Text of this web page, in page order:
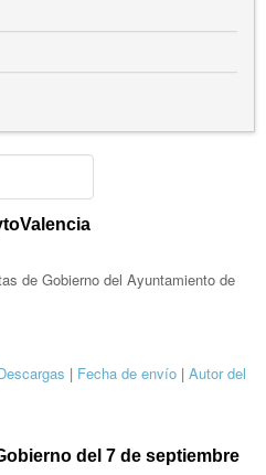
de Gobierno del Ayuntamiento de
| Fecha de envío | Autor del
del 7 de septiembre